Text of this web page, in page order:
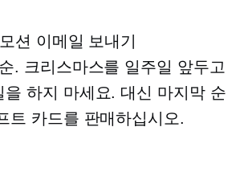
션 이메일 보내기
. 크리스마스를 일주일 앞두고
을 하지 마세요. 대신 마지막 순
트 카드를 판매하십시오.